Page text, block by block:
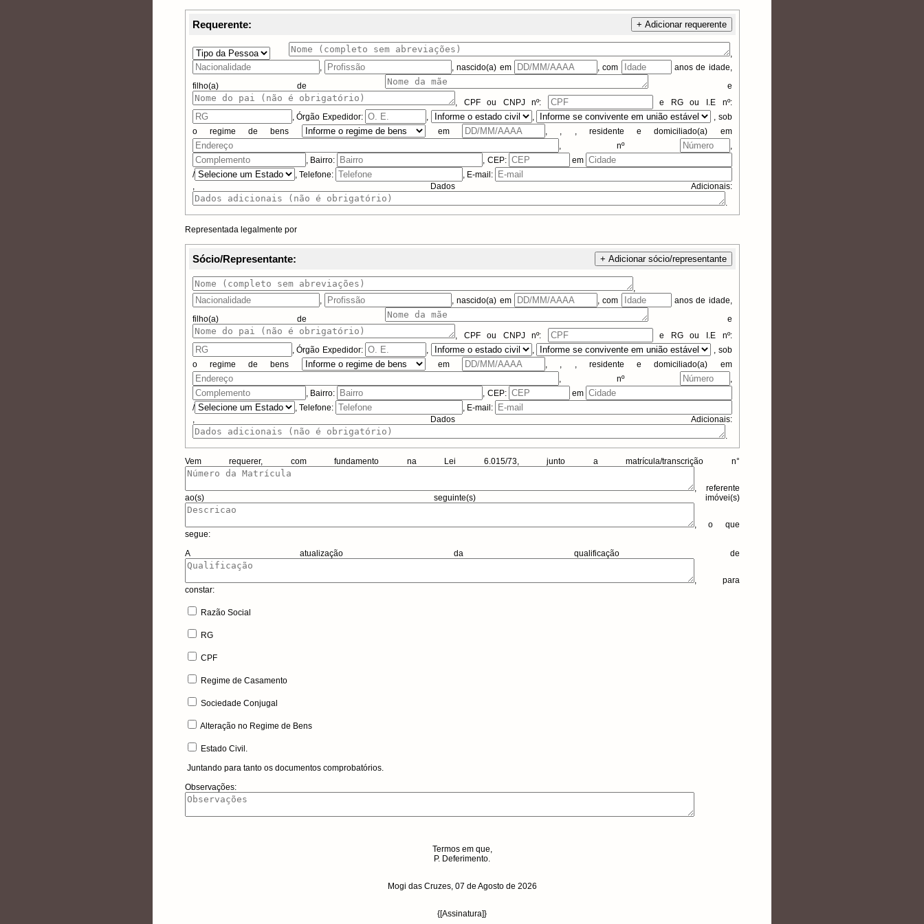
Requerente: + Adicionar requerente
,
,
, nascido(a) em , com
anos de idade,
filho(a) de
e
,
CPF ou CNPJnº: e RG ou I.E nº:
,Órgão Expedidor: , , , sob
o regime de bens
em , ,
, residente e domiciliado(a) em
, nº
,
, Bairro:
, CEP:
em
/
, Telefone:
, E-mail:
, Dados Adicionais:
.
Representada legalmente por
Sócio/Representante: + Adicionar sócio/representante
,
,
, nascido(a) em , com
anos de idade,
filho(a) de
e
,
CPF ou CNPJnº: e RG ou I.E nº:
,Órgão Expedidor: , , , sob
o regime de bens
em , ,
, residente e domiciliado(a) em
, nº
,
, Bairro:
, CEP:
em
/
, Telefone:
, E-mail:
, Dados Adicionais:
.
Vem requerer, com fundamento na Lei 6.015/73, junto a matrícula/transcrição n°
, referente
ao(s) seguinte(s) imóvei(s)
, o que
segue:
A atualização da qualificação de
, para
constar:
Razão Social
RG
CPF
Regime de Casamento
Sociedade Conjugal
Alteração no Regime de Bens
Estado Civil .
Juntando para tanto os documentos comprobatórios.
Observações:
Termos em que,
P. Deferimento.
Mogi das Cruzes, 07 de Agosto de 2026
{[Assinatura]}